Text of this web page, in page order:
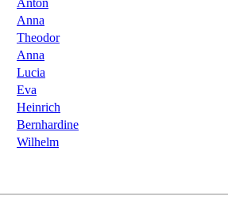
Anna
Theodor
Anna
Lucia
Eva
Heinrich
Bernhardine
Wilhelm